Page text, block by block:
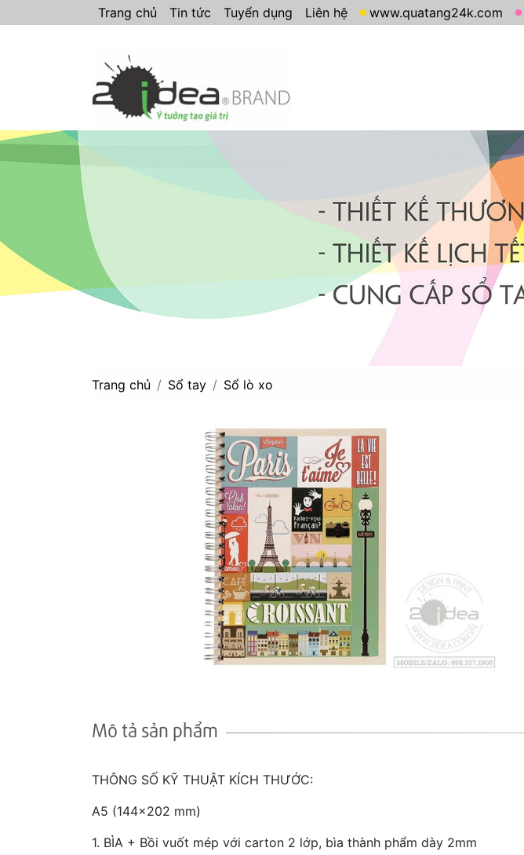
Trang chủ Tin tức Tuyển dụng Liên hệ www.quatang24k.com
Trang chủ Sổ tay Sổ lò xo
Mô tả sản phẩm
THÔNG SỐ KỸ THUẬT KÍCH THƯỚC:
A5 (144x202 mm)
1. BÌA + Bồi vuốt mép với carton 2 lớp, bìa thành phẩm dày 2mm